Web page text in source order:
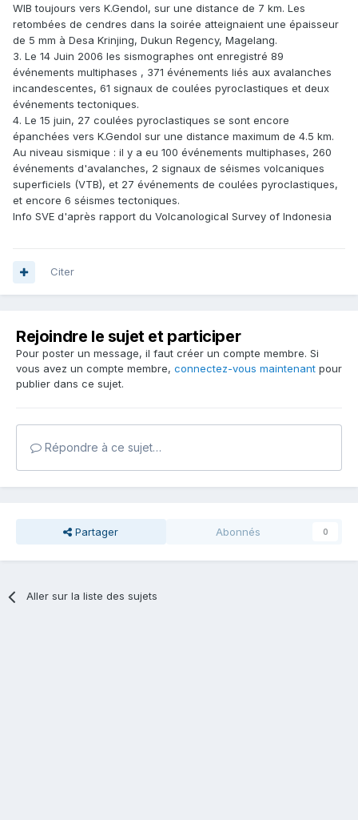
WIB toujours vers K.Gendol, sur une distance de 7 km. Les
retombées de cendres dans la soirée atteignaient une épaisseur
de 5 mm à Desa Krinjing, Dukun Regency, Magelang.
3. Le 14 Juin 2006 les sismographes ont enregistré 89
événements multiphases , 371 événements liés aux avalanches
incandescentes, 61 signaux de coulées pyroclastiques et deux
événements tectoniques.
4. Le 15 juin, 27 coulées pyroclastiques se sont encore
épanchées vers K.Gendol sur une distance maximum de 4.5 km.
Au niveau sismique : il y a eu 100 événements multiphases, 260
événements d'avalanches, 2 signaux de séismes volcaniques
superficiels (VTB), et 27 événements de coulées pyroclastiques,
et encore 6 séismes tectoniques.
Info SVE d'après rapport du Volcanological Survey of Indonesia
Citer
Rejoindre le sujet et participer
Pour poster un message, il faut créer un compte membre. Si
vous avez un compte membre, connectez-vous maintenant pour
publier dans ce sujet.
Répondre à ce sujet…
Partager Abonnés 0
Aller sur la liste des sujets